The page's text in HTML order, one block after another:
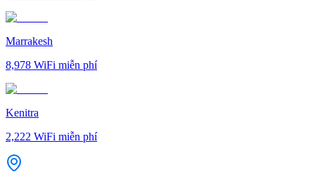
Marrakesh
8,978 WiFi miễn phí
Kenitra
2,222 WiFi miễn phí